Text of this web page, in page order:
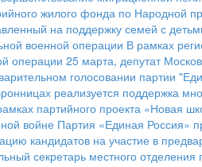
жилого фонда по Народной
на поддержку семей с
военной операции В рамках
операции 25 марта, депутат
голосовании партии
реализуется поддержка
партийного проекта «Новая
войне Партия «Единая Россия»
кандидатов на участие в
секретарь местного отделения